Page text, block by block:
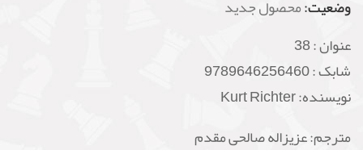
وضعیت:محصول جدید
عنوان :38
شابک :9789646256460
نویسنده: Kurt Richter
مترجم: عزیزاله صالحی مقدم